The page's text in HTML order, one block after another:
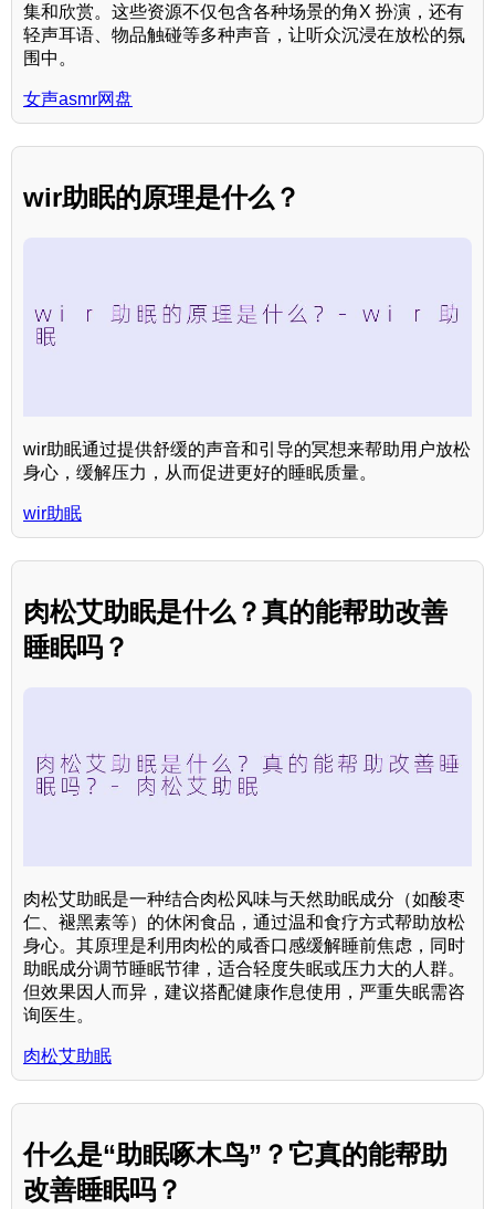
集和欣赏。这些资源不仅包含各种场景的角X 扮演，还有
轻声耳语、物品触碰等多种声音，让听众沉浸在放松的氛
围中。
女声asmr网盘
wir助眠的原理是什么？
wir助眠通过提供舒缓的声音和引导的冥想来帮助用户放松
身心，缓解压力，从而促进更好的睡眠质量。
wir助眠
肉松艾助眠是什么？真的能帮助改善
睡眠吗？
肉松艾助眠是一种结合肉松风味与天然助眠成分（如酸枣
仁、褪黑素等）的休闲食品，通过温和食疗方式帮助放松
身心。其原理是利用肉松的咸香口感缓解睡前焦虑，同时
助眠成分调节睡眠节律，适合轻度失眠或压力大的人群。
但效果因人而异，建议搭配健康作息使用，严重失眠需咨
询医生。
肉松艾助眠
什么是“助眠啄木鸟”？它真的能帮助
改善睡眠吗？